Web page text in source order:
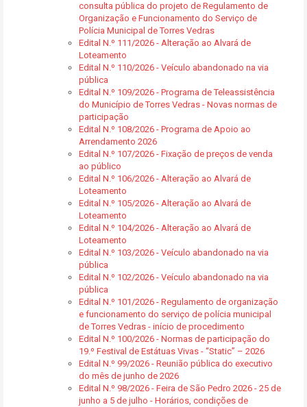
consulta pública do projeto de Regulamento de
Organização e Funcionamento do Serviço de
Polícia Municipal de Torres Vedras
Edital N.º 111/2026 - Alteração ao Alvará de
Loteamento
Edital N.º 110/2026 - Veículo abandonado na via
pública
Edital N.º 109/2026 - Programa de Teleassistência
do Município de Torres Vedras - Novas normas de
participação
Edital N.º 108/2026 - Programa de Apoio ao
Arrendamento 2026
Edital N.º 107/2026 - Fixação de preços de venda
ao público
Edital N.º 106/2026 - Alteração ao Alvará de
Loteamento
Edital N.º 105/2026 - Alteração ao Alvará de
Loteamento
Edital N.º 104/2026 - Alteração ao Alvará de
Loteamento
Edital N.º 103/2026 - Veículo abandonado na via
pública
Edital N.º 102/2026 - Veículo abandonado na via
pública
Edital N.º 101/2026 - Regulamento de organização
e funcionamento do serviço de polícia municipal
de Torres Vedras - início de procedimento
Edital N.º 100/2026 - Normas de participação do
19.º Festival de Estátuas Vivas - “Static” – 2026
Edital N.º 99/2026 - Reunião pública do executivo
do mês de junho de 2026
Edital N.º 98/2026 - Feira de São Pedro 2026 - 25 de
junho a 5 de julho - Horários, condições de